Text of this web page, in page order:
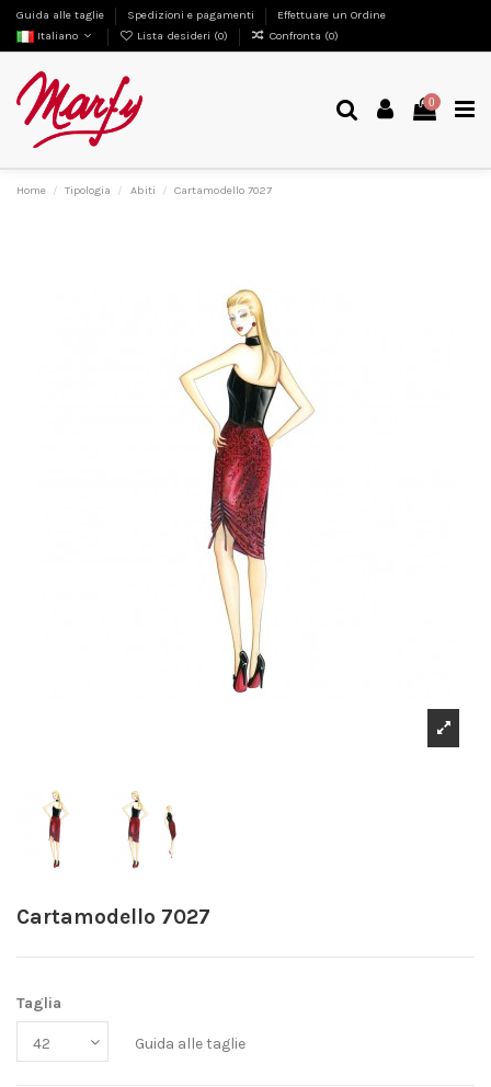
Guida alle taglie Spedizioni e pagamenti
Effettuare un Ordine
Italiano
Lista desideri (0) Confronta (0)
0
Home Tipologia Abiti Cartamodello 7027
Cartamodello 7027
Taglia
Guida alle taglie